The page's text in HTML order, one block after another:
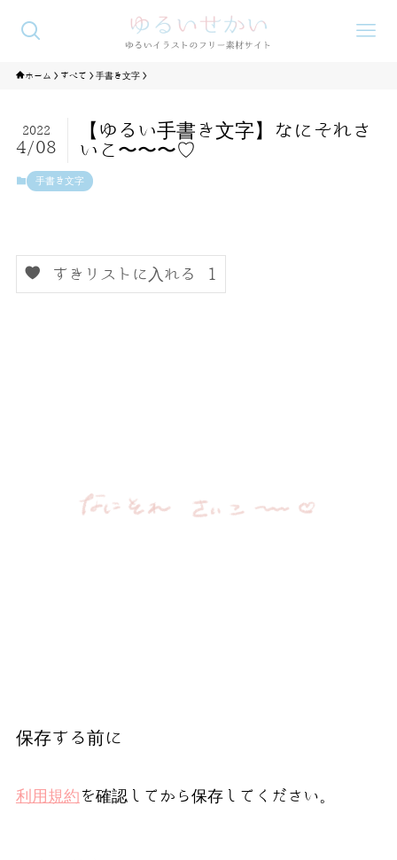
ホーム すべて 手書き文字
【ゆるい手書き文字】なにそれさ
いこ〜〜〜♡
2022
4/08
手書き文字
すきリストに入れる 1
保存する前に
利用規約 を確認してから保存してください。